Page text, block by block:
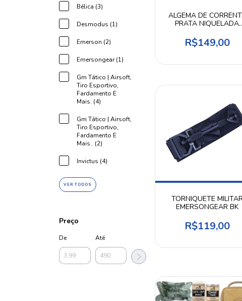
Bélica (3)
Desmodus (1)
Emerson (2)
Emersongear (1)
Gm Tático | Airsoft,
Tiro Esportivo,
Fardamento E
Mais. (4)
Gm Tático | Airsoft,
Tiro Esportivo,
Fardamento E
Mais.. (2)
Invictus (4)
VER TODOS
Preço
De Até
ALGEMA DE
PRATA NIQUELADA
R$149,00
TORNIQUETE
EMERSONGEAR BK
R$119,00